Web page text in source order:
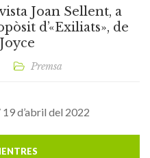
Joan Sellent, a
d’«Exiliats», de
Premsa
19 d’abril del 2022